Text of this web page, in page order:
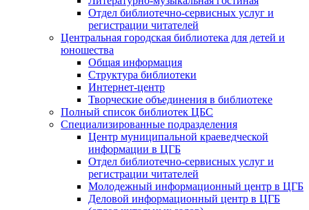
Отдел библиотечно-сервисных услуг и
регистрации читателей
Центральная городская библиотека для детей и
юношества
Общая информация
Структура библиотеки
Интернет-центр
Творческие объединения в библиотеке
Полный список библиотек ЦБС
Специализированные подразделения
Центр муниципальной краеведческой
информации в ЦГБ
Отдел библиотечно-сервисных услуг и
регистрации читателей
Молодежный информационный центр в ЦГБ
Деловой информационный центр в ЦГБ